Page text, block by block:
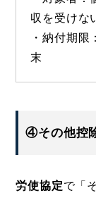
収を受けな
・納付期限
末
④その他控
労使協定で「